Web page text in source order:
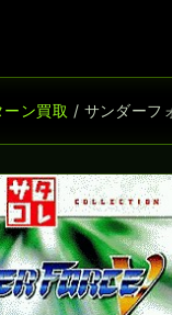
ン買取 / サンダーフ